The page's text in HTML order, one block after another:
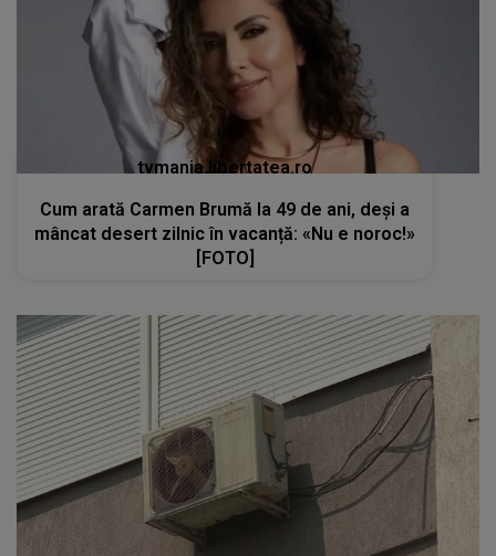
tvmania.libertatea.ro
Cum arată Carmen Brumă la 49 de ani, deși a
mâncat desert zilnic în vacanță: «Nu e noroc!»
[FOTO]